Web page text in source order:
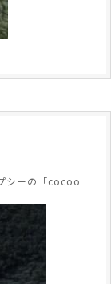
シーの「cocoo